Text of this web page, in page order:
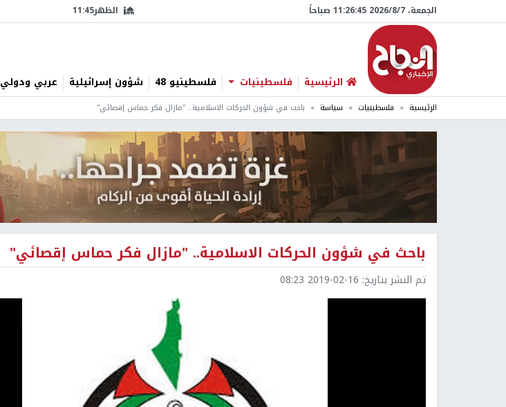
الجمعة، 7/‏8/‏2026 11:26:46 صباحاً الظهر11:45
الرئيسية فلسطينيات فلسطينيو 48 شؤون إسرائيلية عربي ودولي
الرئيسية فلسطينيات سياسة باحث في شؤون الحركات الاسلامية.. "مازال فكر حماس إقصائي"
باحث في شؤون الحركات الاسلامية.. "مازال فكر حماس إقصائي"
تم النشر بتاريخ: 2019-02-16 08:23